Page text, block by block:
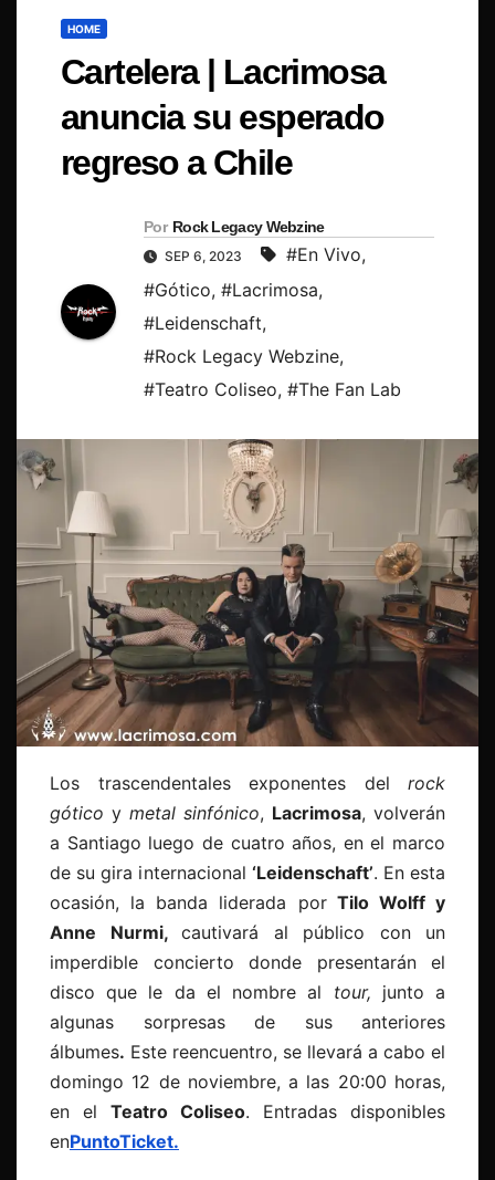
HOME
Cartelera | Lacrimosa
anuncia su esperado
regreso a Chile
Por Rock Legacy Webzine
SEP 6, 2023 #En Vivo,
#Gótico, #Lacrimosa,
#Leidenschaft,
#Rock Legacy Webzine,
#Teatro Coliseo, #The Fan Lab
Los trascendentales exponentes del rock
gótico y metal sinfónico, Lacrimosa, volverán
a Santiago luego de cuatro años, en el marco
de su gira internacional ‘Leidenschaft’. En esta
ocasión, la banda liderada porTilo Wolff y
Anne Nurmi, cautivará al público con un
imperdible concierto donde presentarán el
disco que le da el nombre al tour, junto a
algunas sorpresas de sus anteriores
álbumes. Este reencuentro, se llevará a cabo el
domingo 12 de noviembre, a las 20:00 horas,
en el Teatro Coliseo. Entradas disponibles
enPuntoTicket.